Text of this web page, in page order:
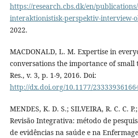
https://research.cbs.dk/en/
interaktionistisk-perspektiv-interview-
2022.
MACDONALD, L. M. Expertise in
conversations the importance of small
Res., v. 3, p. 1-9, 2016. Doi:
http://dx.doi.org/10.1177/
MENDES, K. D. S.; SILVEIRA, R. C. C.
Revisão Integrativa: método de
de evidências na saúde e na